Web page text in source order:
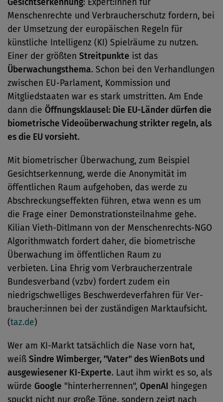
Gesichtserkennung: Ex­per­t:in­nen für
Menschenrechte und Verbraucherschutz fordern, bei
der Umsetzung der europäischen Regeln für
künstliche Intelligenz (KI) Spielräume zu nutzen.
Einer der größten Streitpunkte ist das
Überwachungsthema. Schon bei den Verhandlungen
zwischen EU-Parlament, Kommission und
Mitgliedstaaten war es stark umstritten. Am Ende
dann die Öffnungsklausel: Die EU-Länder dürfen die
biometrische Videoüberwachung strikter regeln, als
es die EU vorsieht.
Mit biometrischer Überwachung, zum Beispiel
Gesichtserkennung, werde die Anonymität im
öffentlichen Raum aufgehoben, das werde zu
Abschreckungseffekten führen, etwa wenn es um
die Frage einer Demonstrationsteilnahme gehe.
Kilian Vieth-Ditlmann von der Menschenrechts-NGO
Algorithmwatch fordert daher, die biometrische
Überwachung im öffentlichen Raum zu
verbieten. Lina Ehrig vom Verbraucherzentrale
Bundesverband (vzbv) fordert zudem ein
niedrigschwelliges Beschwerdeverfahren für Ver­
brau­che­r:in­nen bei der zuständigen Marktaufsicht.
(taz.de)
Wer am KI-Markt tatsächlich die Nase vorn hat,
weiß Sindre Wimberger, "Vater" des WienBots und
ausgewiesener KI-Experte. Laut ihm wirkt es so, als
würde Google "hinterherrennen", OpenAI
hingegen
spuckt nicht nur große Töne, sondern zeigt nach